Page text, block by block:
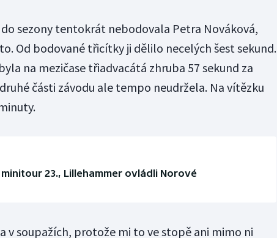
sezony tentokrát nebodovala Petra Nováková,
Od bodované třicítky ji dělilo necelých šest sekund.
na mezičase třiadvacátá zhruba 57 sekund za
části závodu ale tempo neudržela. Na vítězku
23., Lillehammer ovládli Norové
v soupažích, protože mi to ve stopě ani mimo ni